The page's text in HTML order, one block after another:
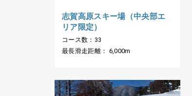
志賀高原スキー場（中央部エ
リア限定）
コース数：33
最長滑走距離： 6,000m